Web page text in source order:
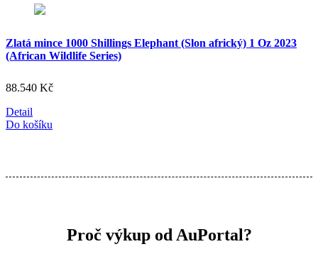
Zlatá mince 1000 Shillings Elephant (Slon africký) 1 Oz 2023
(African Wildlife Series)
88.540 Kč
Detail
Do košíku
Proč výkup od AuPortal?